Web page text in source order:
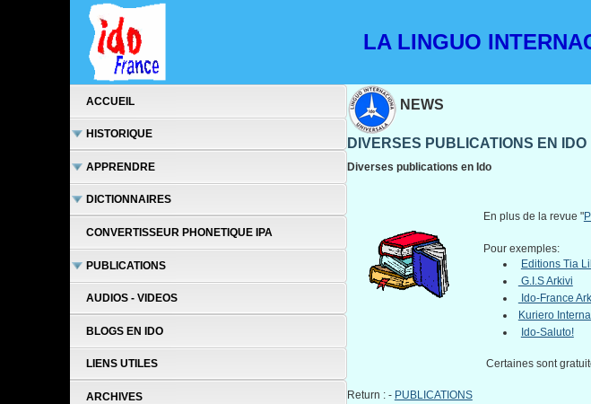
LA LINGUO
ACCUEIL
HISTORIQUE
APPRENDRE
DICTIONNAIRES
CONVERTISSEUR PHONETIQUE IPA
PUBLICATIONS
AUDIOS - VIDEOS
BLOGS EN IDO
LIENS UTILES
ARCHIVES
NEWS
DIVERSES PUBLICATIONS EN IDO
Diverses publications en Ido
En plus de la revue "
Pour exemples:
Editions Tia
G.I.S Arkivi
Ido-France
Kuriero
Ido-Saluto!
Certaines sont
Return : - PUBLICATIONS